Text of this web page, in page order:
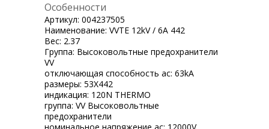
Особенности
Артикул: 004237505
Наименование: VVTE 12kV / 6A 442
Вес: 2.37
Группа: Высоковольтные предохранители
VV
отключающая способность ac: 63kA
размеры: 53X442
индикация: 120N THERMO
группа: VV Высоковольтные
предохранители